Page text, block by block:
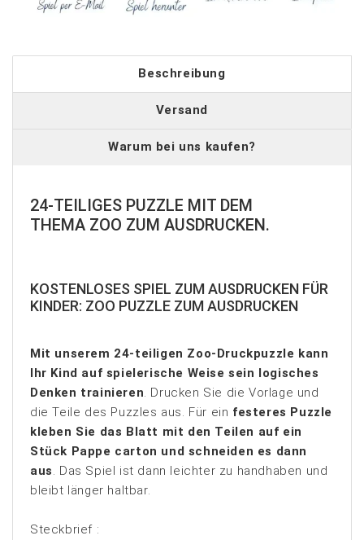
Beschreibung
Versand
Warum bei uns kaufen?
24-TEILIGES PUZZLE MIT DEM
THEMA ZOO ZUM AUSDRUCKEN.
KOSTENLOSES SPIEL ZUM AUSDRUCKEN FÜR
KINDER: ZOO PUZZLE ZUM AUSDRUCKEN
Mit unserem 24-teiligen Zoo-Druckpuzzle kann
Ihr Kind auf spielerische Weise sein logisches
Denken trainieren. Drucken Sie die Vorlage und
die Teile des Puzzles aus. Für ein festeres Puzzle
kleben Sie das Blatt mit den Teilen auf ein
Stück Pappe carton und schneiden es dann
aus. Das Spiel ist dann leichter zu handhaben und
bleibt länger haltbar.
Steckbrief :